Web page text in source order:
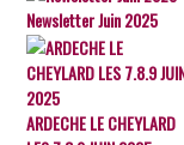
Newsletter Juin 2025
ARDECHE LE CHEYLARD